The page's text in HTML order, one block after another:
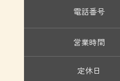
電話番号
営業時間
定休日